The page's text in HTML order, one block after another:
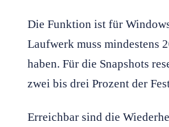
Die Funktion ist für
Laufwerk muss mindestens
haben. Für die Snapshots
zwei bis drei Prozent der
Erreichbar sind die